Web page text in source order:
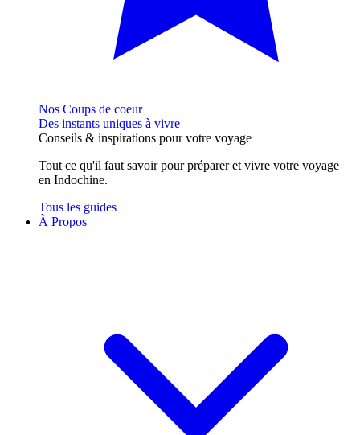
Nos Coups de coeur
Des instants uniques à vivre
Conseils & inspirations pour votre voyage
Tout ce qu'il faut savoir pour préparer et vivre votre voyage
en Indochine.
Tous les guides
À Propos